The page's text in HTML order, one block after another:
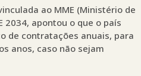
ao MME (Ministério de
2034, apontou o que o país
de contratações anuais, para
anos, caso não sejam